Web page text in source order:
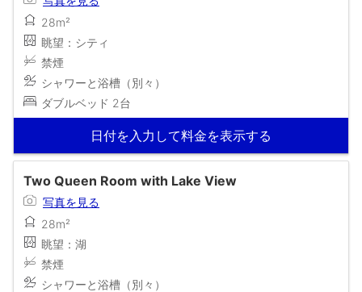
28m²
眺望：シティ
禁煙
シャワーと浴槽（別々）
ダブルベッド 2台
日付を入力して料金を表示する
Two Queen Room with Lake View
写真を見る
28m²
眺望：湖
禁煙
シャワーと浴槽（別々）